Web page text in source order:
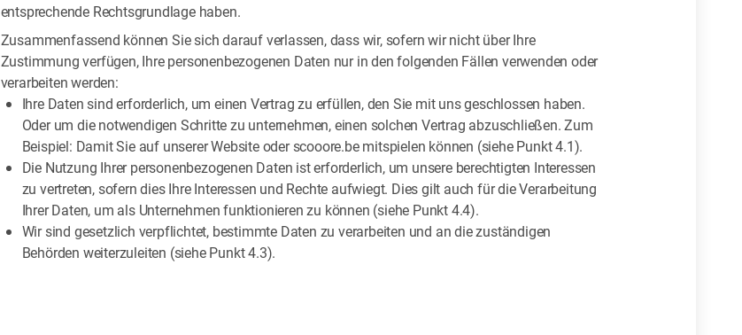
entsprechende Rechtsgrundlage haben.
Zusammenfassend können Sie sich darauf verlassen, dass wir, sofern wir nicht über Ihre
Zustimmung verfügen, Ihre personenbezogenen Daten nur in den folgenden Fällen verwenden oder
verarbeiten werden:
Ihre Daten sind erforderlich, um einen Vertrag zu erfüllen, den Sie mit uns geschlossen haben.
Oder um die notwendigen Schritte zu unternehmen, einen solchen Vertrag abzuschließen. Zum
Beispiel: Damit Sie auf unserer Website oder scooore.be mitspielen können (siehe Punkt 4.1).
Die Nutzung Ihrer personenbezogenen Daten ist erforderlich, um unsere berechtigten Interessen
zu vertreten, sofern dies Ihre Interessen und Rechte aufwiegt. Dies gilt auch für die Verarbeitung
Ihrer Daten, um als Unternehmen funktionieren zu können (siehe Punkt 4.4).
Wir sind gesetzlich verpflichtet, bestimmte Daten zu verarbeiten und an die zuständigen
Behörden weiterzuleiten (siehe Punkt 4.3).